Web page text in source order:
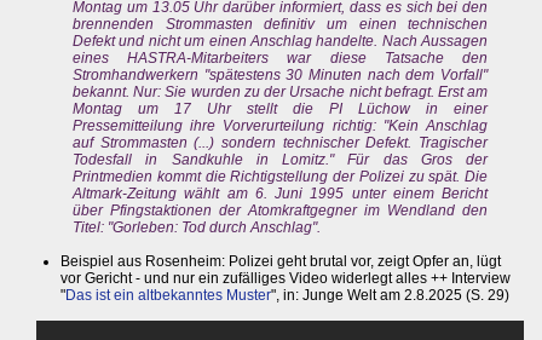
Montag um 13.05 Uhr darüber informiert, dass es sich bei den
brennenden Strommasten definitiv um einen technischen
Defekt und nicht um einen Anschlag handelte. Nach Aussagen
eines HASTRA-Mitarbeiters war diese Tatsache den
Stromhandwerkern "spätestens 30 Minuten nach dem Vorfall"
bekannt. Nur: Sie wurden zu der Ursache nicht befragt. Erst am
Montag um 17 Uhr stellt die PI Lüchow in einer
Pressemitteilung ihre Vorverurteilung richtig: "Kein Anschlag
auf Strommasten (...) sondern technischer Defekt. Tragischer
Todesfall in Sandkuhle in Lomitz." Für das Gros der
Printmedien kommt die Richtigstellung der Polizei zu spät. Die
Altmark-Zeitung wählt am 6. Juni 1995 unter einem Bericht
über Pfingstaktionen der Atomkraftgegner im Wendland den
Titel: "Gorleben: Tod durch Anschlag".
Beispiel aus Rosenheim: Polizei geht brutal vor, zeigt Opfer an, lügt
vor Gericht - und nur ein zufälliges Video widerlegt alles ++ Interview
"Das ist ein altbekanntes Muster", in: Junge Welt am 2.8.2025 (S. 29)